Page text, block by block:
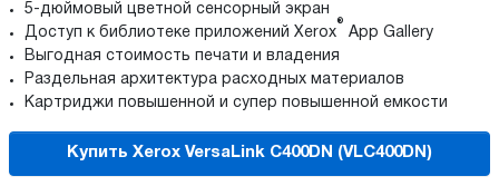
5-дюймовый цветной сенсорный экран
Доступ к библиотеке приложений Xerox
®
App Gallery
Выгодная стоимость печати и владения
Раздельная архитектура расходных материалов
Картриджи повышенной и супер повышенной емкости
Купить Xerox VersaLink C400DN (VLC400DN)